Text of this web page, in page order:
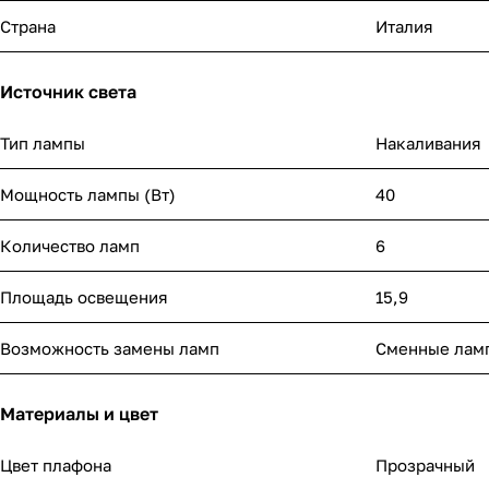
Страна Италия
Источник света
Тип лампы Накаливания
Мощность лампы (Вт) 40
Количество ламп 6
Площадь освещения 15,9
Возможность замены ламп Сменные
Материалы и цвет
Цвет плафона Прозрачный